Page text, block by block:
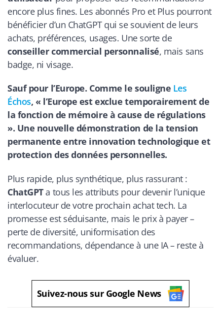
encore plus fines. Les abonnés Pro et Plus pourront
bénéficier d’un ChatGPT qui se souvient de leurs
achats, préférences, usages. Une sorte de
conseiller commercial personnalisé, mais sans
badge, ni visage.
Sauf pour l’Europe. Comme le souligne Les
Échos, « l’Europe est exclue temporairement de
la fonction de mémoire à cause de régulations
». Une nouvelle démonstration de la tension
permanente entre innovation technologique et
protection des données personnelles.
Plus rapide, plus synthétique, plus rassurant :
ChatGPTa tous les attributs pour devenir l’unique
interlocuteur de votre prochain achat tech. La
promesse est séduisante, mais le prix à payer –
perte de diversité, uniformisation des
recommandations, dépendance à une IA – reste à
évaluer.
Suivez-nous sur Google News